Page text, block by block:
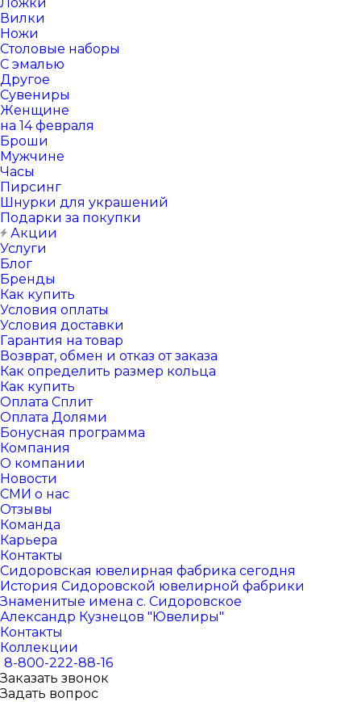
Вилки
Ножи
Столовые наборы
С эмалью
Другое
Сувениры
Женщине
на 14 февраля
Броши
Мужчине
Часы
Пирсинг
Шнурки для украшений
Подарки за покупки
Акции
Услуги
Блог
Бренды
Как купить
Условия оплаты
Условия доставки
Гарантия на товар
Возврат, обмен и отказ от заказа
Как определить размер кольца
Как купить
Оплата Сплит
Оплата Долями
Бонусная программа
Компания
О компании
Новости
СМИ о нас
Отзывы
Команда
Карьера
Контакты
Сидоровская ювелирная фабрика сегодня
История Сидоровской ювелирной фабрики
Знаменитые имена с. Сидоровское
Александр Кузнецов "Ювелиры"
Контакты
Коллекции
8-800-222-88-16
Заказать звонок
Задать вопрос